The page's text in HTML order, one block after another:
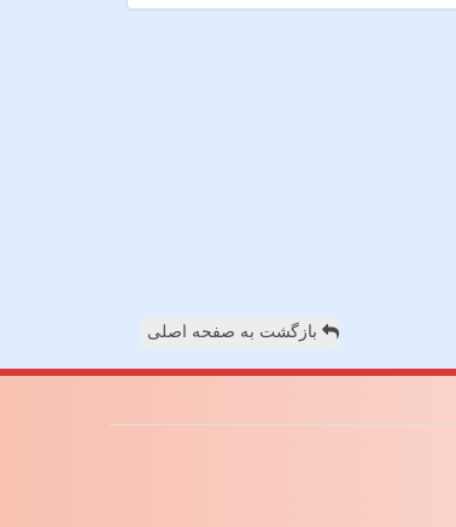
بازگشت به صفحه اصلی